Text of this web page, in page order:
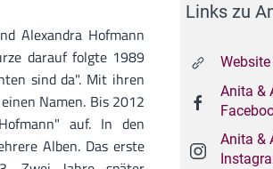
Alexandra Hofmann
darauf folgte 1989
sind da". Mit ihren
Namen. Bis 2012
auf. In den
Alben. Das erste
Links zu
Anita &
Anita &